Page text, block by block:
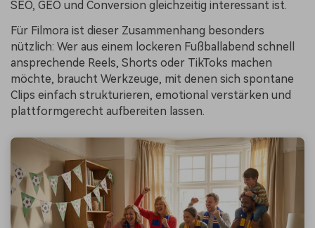
SEO, GEO und Conversion gleichzeitig interessant ist.
Für Filmora ist dieser Zusammenhang besonders
nützlich: Wer aus einem lockeren Fußballabend schnell
ansprechende Reels, Shorts oder TikToks machen
möchte, braucht Werkzeuge, mit denen sich spontane
Clips einfach strukturieren, emotional verstärken und
plattformgerecht aufbereiten lassen.